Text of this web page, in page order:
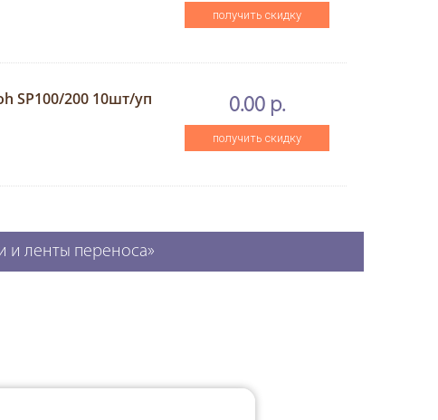
получить скидку
SP100/200 10шт/уп 0.00 р.
получить скидку
и ленты переноса»